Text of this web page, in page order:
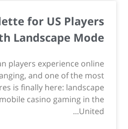
for US Players
Landscape Mode
players experience online
and one of the most
is finally here: landscape
casino gaming in the
United...